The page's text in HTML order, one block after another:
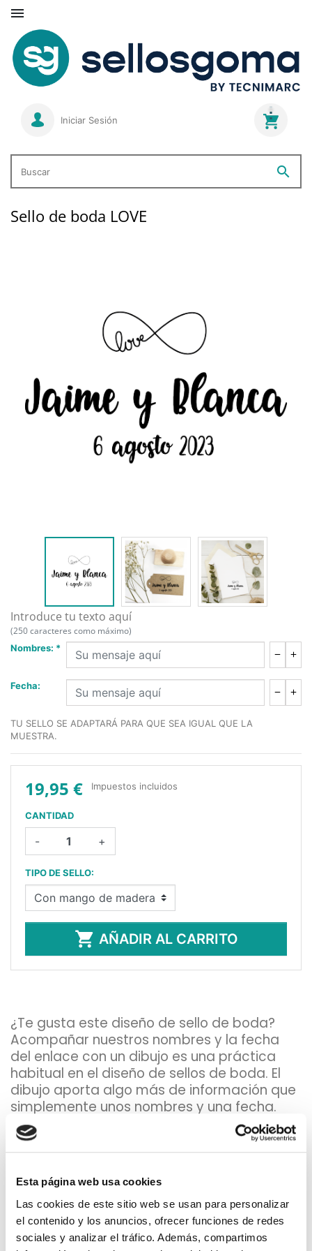
Esta página web usa cookies
Las cookies de este sitio web se usan para personalizar
el contenido y los anuncios, ofrecer funciones de redes
sociales y analizar el tráfico. Además, compartimos

Iniciar Sesión
Buscar
search
Sello de boda LOVE
19,95 € Impuestos incluidos
CANTIDAD
- +
TIPO DE SELLO:
 AÑADIR AL CARRITO
TU SELLO SE ADAPTARÁ PARA QUE SEA IGUAL QUE LA
MUESTRA.
Introduce tu texto aquí
(250 caracteres como máximo)
Nombres: *
Fecha:
¿Te gusta este diseño de sello de boda?
Acompañar nuestros nombres y la fecha
del enlace con un dibujo es una práctica
habitual en el diseño de sellos de boda. El
dibujo aporta algo más de información que
simplemente unos nombres y una fecha.
El dibujo puede estar relacionado con el
acontecimiento que vamos a celebrar o
aspecto de nuestra personalidad como
pareja o a algo que nos define. En
Sellosgoma.com te proponemos algunas
opciones dentro de este tipo de sello de
boda.